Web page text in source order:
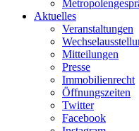
Aktuelles
Veranstaltungen
Mitteilungen
Presse
Immobilienrecht
Öffnungszeiten
Twitter
Facebook